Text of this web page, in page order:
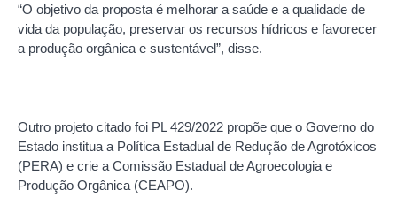
“O objetivo da proposta é melhorar a saúde e a qualidade de
vida da população, preservar os recursos hídricos e favorecer
a produção orgânica e sustentável”, disse.
Outro projeto citado foi PL 429/2022 propõe que o Governo do
Estado institua a Política Estadual de Redução de Agrotóxicos
(PERA) e crie a Comissão Estadual de Agroecologia e
Produção Orgânica (CEAPO).